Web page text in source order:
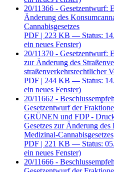
20/11366 - Gesetzentwurf:
Änderung des
Cannabisgesetzes
PDF | 223 KB — Status:
ein neues Fenster)
20/11370 - Gesetzentwurf:
zur Änderung des
straßenverkehrsrechtlicher
PDF | 244 KB — Status:
ein neues Fenster)
20/11662 -
Gesetzentwurf der
GRÜNEN und FDP -
Gesetzes zur Änderung des
Medizinal-Cannabisgesetzes
PDF | 221 KB — Status:
ein neues Fenster)
20/11666 -